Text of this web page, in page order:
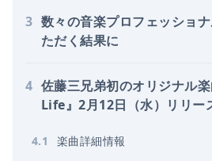
3 数々の音楽プロフェッショ
ただく結果に
4 佐藤三兄弟初のオリジナル
Life』2月12日（水）リリー
4.1
楽曲詳細情報